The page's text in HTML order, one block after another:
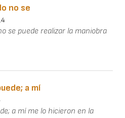
no se
se puede realizar la maniobra
a mí
a mí me lo hicieron en la